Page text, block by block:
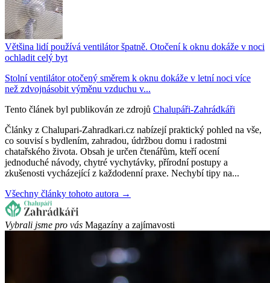
Většina lidí používá ventilátor špatně. Otočení k oknu dokáže v noci
ochladit celý byt
Stolní ventilátor otočený směrem k oknu dokáže v letní noci více
než zdvojnásobit výměnu vzduchu v...
Tento článek byl publikován ze zdrojů Chalupáři-Zahrádkáři
Články z Chalupari-Zahradkari.cz nabízejí praktický pohled na vše,
co souvisí s bydlením, zahradou, údržbou domu i radostmi
chatařského života. Obsah je určen čtenářům, kteří ocení
jednoduché návody, chytré vychytávky, přírodní postupy a
zkušenosti vycházející z každodenní praxe. Nechybí tipy na...
Všechny články tohoto autora →
Vybrali jsme pro vás Magazíny a zajímavosti